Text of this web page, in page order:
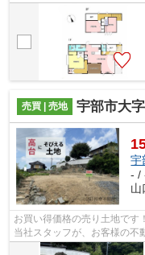
の料理を同時に進められて時
売買 | 売地 宇部市大
宇
- /
山
お買い得価格の売り土地です
当社スタッフが、お客様の不
問にも適切にお応えいたしま